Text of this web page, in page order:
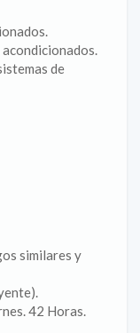
de
similares y
42 Horas.